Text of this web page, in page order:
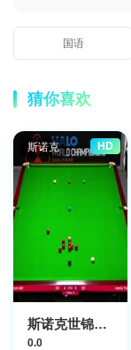
国语
猜你喜欢
斯诺克 HD
斯诺克世锦赛资格赛128进96及96进64亚伦·希尔9-0哈里斯·塔希尔(第一阶段)20250409
0.0